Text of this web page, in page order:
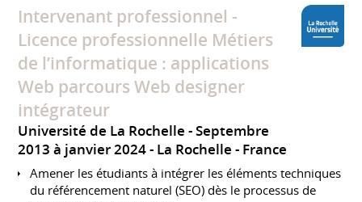
Intervenant professionnel -
Licence professionnelle Métiers
de l’informatique : applications
Web parcours Web designer
intégrateur
Université de La Rochelle
Septembre
2013 à janvier 2024 La Rochelle France
Amener les étudiants à intégrer les éléments techniques
du référencement naturel (SEO) dès le processus de